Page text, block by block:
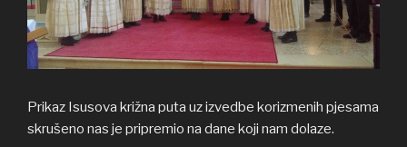
Prikaz Isusova križna puta uz izvedbe korizmenih pjesama
skrušeno nas je pripremio na dane koji nam dolaze.